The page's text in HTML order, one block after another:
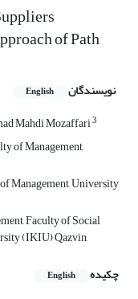
of Path
نویسندگان English
Mahdi Mozaffari3
of Management,
Management, University
Faculty of Social
(IKIU) Qazvin,
چکیده
English